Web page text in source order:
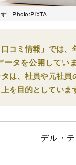
す Photo:PIXTA
口コミ情報」では
ータを公開してい
は、社員や元社
を目的としていま
デル・